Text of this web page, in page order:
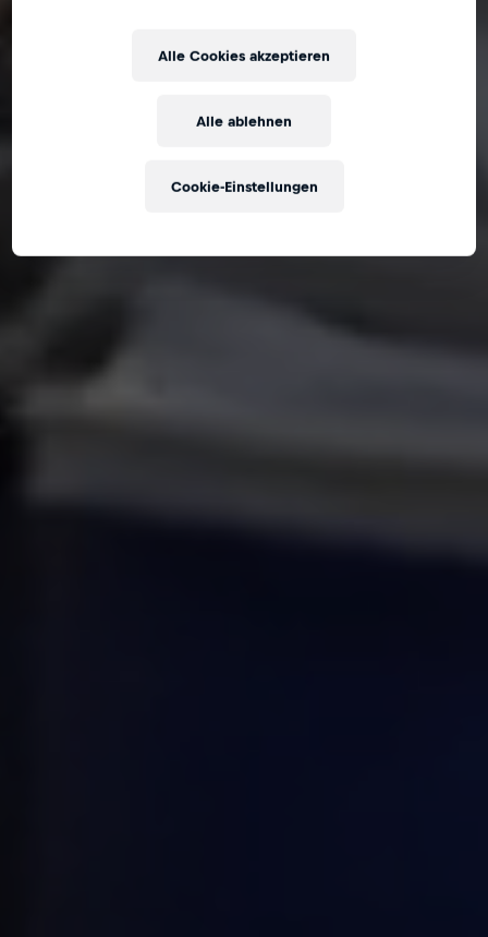
Alle ablehnen
Alle Cookies akzeptieren
Cookie-Einstellungen